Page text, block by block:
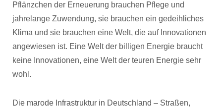
Pflänzchen der Erneuerung brauchen Pflege und
jahrelange Zuwendung, sie brauchen ein gedeihliches
Klima und sie brauchen eine Welt, die auf Innovationen
angewiesen ist. Eine Welt der billigen Energie braucht
keine Innovationen, eine Welt der teuren Energie sehr
wohl.
Die marode Infrastruktur in Deutschland – Straßen,